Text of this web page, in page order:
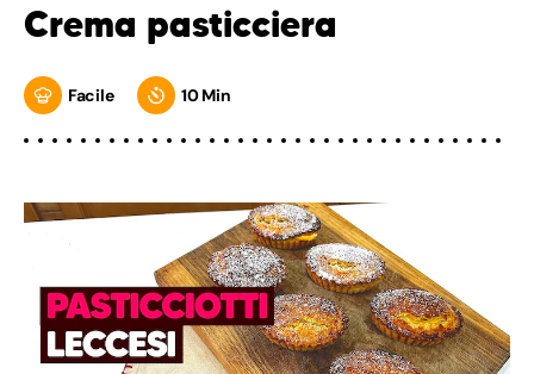
Crema pasticciera
Facile 10 Min